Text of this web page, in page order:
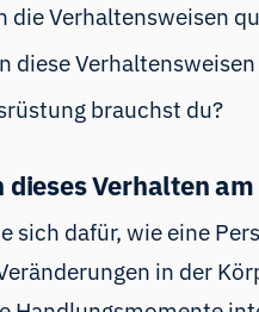
die Verhaltensweisen
diese
brauchst du?
dieses Verhalten
sich dafür, wie eine
in der